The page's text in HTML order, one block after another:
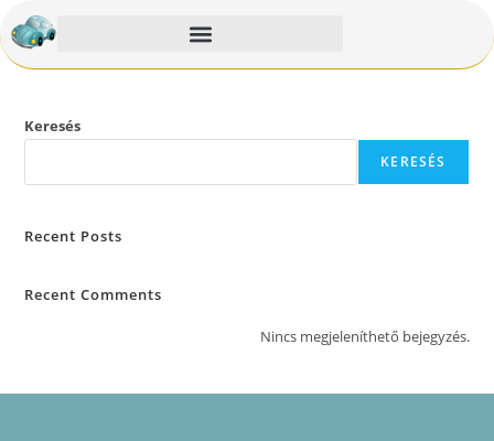
Keresés
KERESÉS
Recent Posts
Recent Comments
Nincs megjeleníthető bejegyzés.